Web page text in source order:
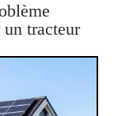
un tracteur